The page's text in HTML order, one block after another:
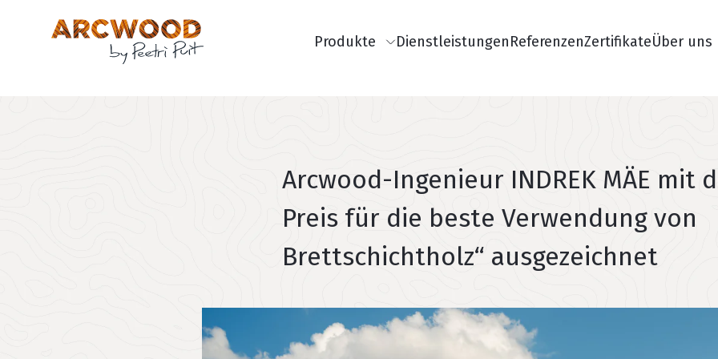
Päisemenüü
Produkte DienstleistungenReferenzenZertifikateÜber uns
Arcwood-Ingenieur INDREK MÄE mit
Preis für die beste Verwendung von
Brettschichtholz“ ausgezeichnet